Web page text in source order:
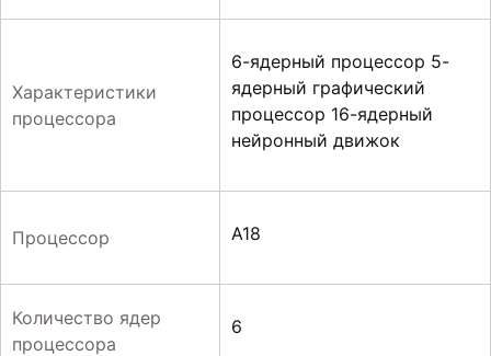
Характеристики
процессора
6-ядерный процессор 5-
ядерный графический
процессор 16-ядерный
нейронный движок
Процессор A18
Количество ядер
процессора
6